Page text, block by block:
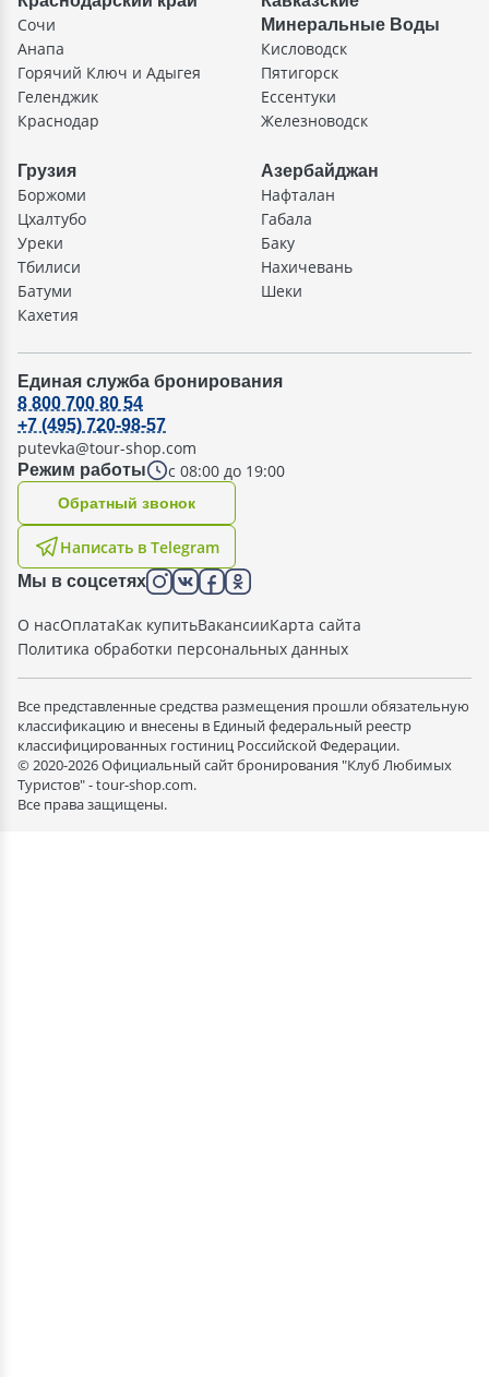
Сочи
Анапа
Горячий Ключ и Адыгея
Геленджик
Краснодар
Минеральные Воды
Кисловодск
Пятигорск
Ессентуки
Железноводск
Грузия
Боржоми
Цхалтубо
Уреки
Тбилиси
Батуми
Кахетия
Азербайджан
Нафталан
Габала
Баку
Нахичевань
Шеки
Единая служба бронирования
Режим работы с 08:00 до 19:00
8 800 700 80 54
+7 (495) 720-98-57
putevka@tour-shop.com
Написать в Telegram
Oбратный звонок
Мы в соцсетях
О насОплатаКак купитьВакансииКарта сайта
Политика обработки персональных данных
Все представленные средства размещения прошли обязательную
классификацию и внесены в Единый федеральный реестр
классифицированных гостиниц Российской Федерации.
© 2020-2026 Официальный сайт бронирования "Клуб Любимых
Туристов" - tour-shop.com.
Все права защищены.